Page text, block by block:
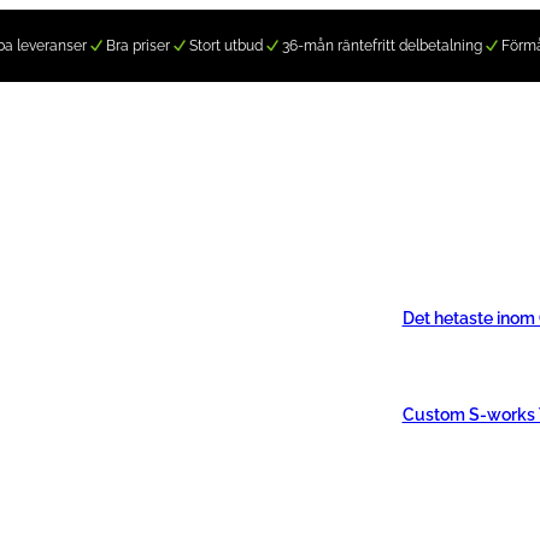
leveranser Bra priser Stort utbud 36-mån räntefritt delbetalning
Det hetaste inom
Custom S-works